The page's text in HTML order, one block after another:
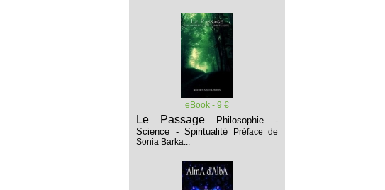
eBook - 9 €
Le Passage
Philosophie -
Science - Spiritualité
Préface de
Sonia Barka...